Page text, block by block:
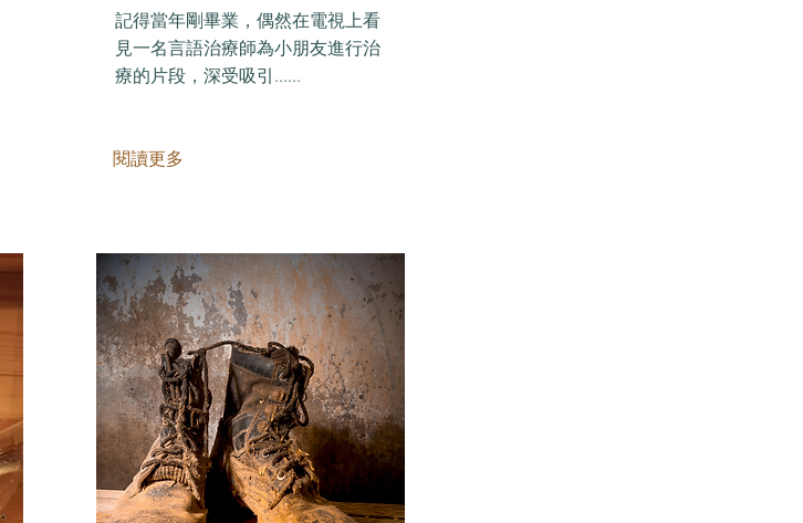
記得當年剛畢業，偶然在電視上看
見一名言語治療師為小朋友進行治
療的片段，深受吸引......
閱讀更多